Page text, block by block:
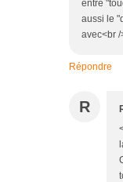
entre
aussi le
avec<br /
Répondre
R